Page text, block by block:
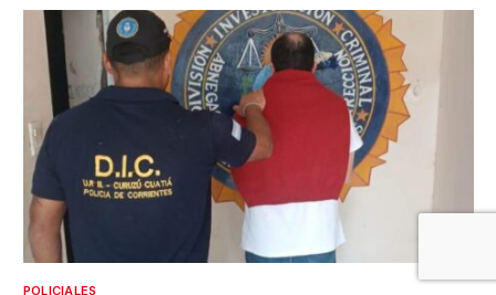
POLICIALES